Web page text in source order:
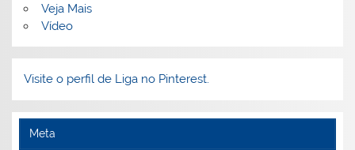
Veja Mais
Vídeo
Visite o perfil de Liga no Pinterest.
Meta